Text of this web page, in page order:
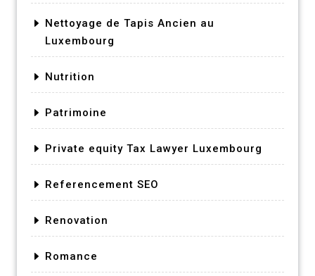
Nettoyage de Tapis Ancien au
Luxembourg
Nutrition
Patrimoine
Private equity Tax Lawyer Luxembourg
Referencement SEO
Renovation
Romance